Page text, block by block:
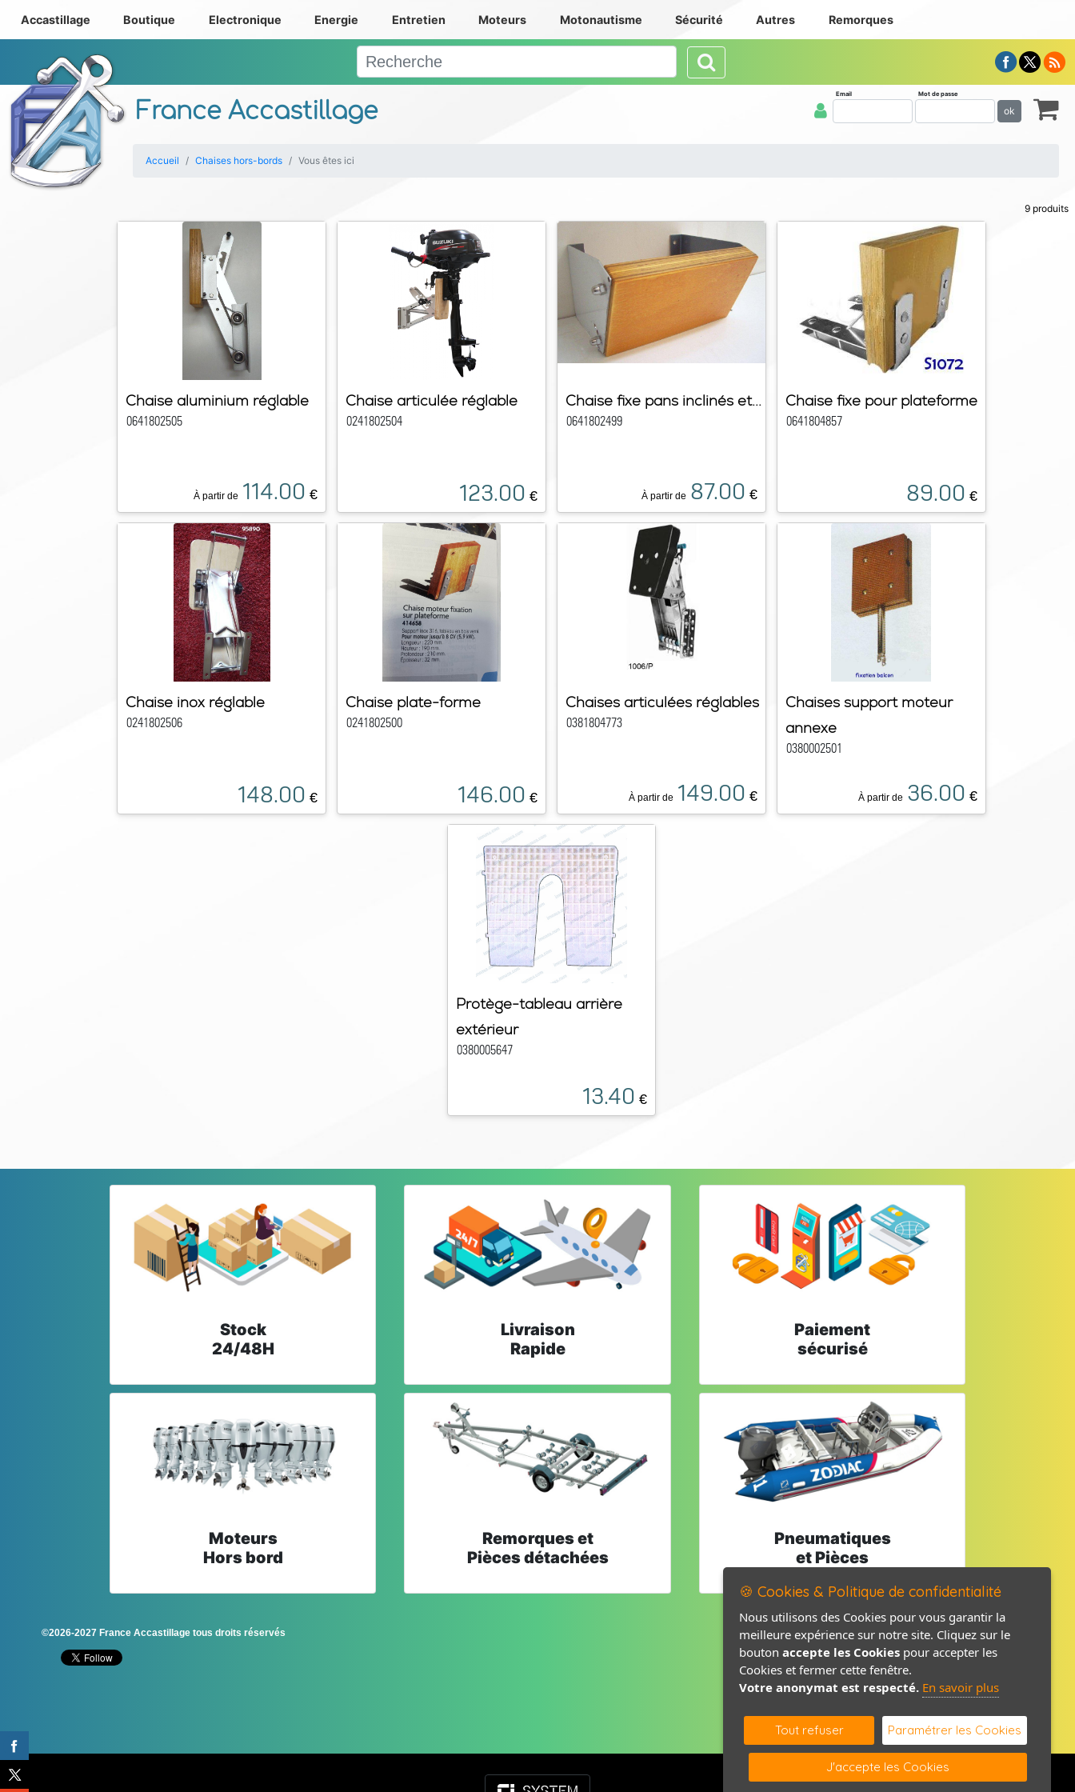
France Accastillage
Accastillage Boutique Electronique Energie Entretien Moteurs Motonautisme Sécurité Autres Remorques
Email Mot de passe
ok
Accueil Chaises hors-bords Vous êtes ici
9 produits
Chaise aluminium réglable
0641802505
À partir de 114.00 €
Chaise articulée réglable
0241802504
123.00 €
Chaise fixe pans inclinés et...
0641802499
À partir de 87.00 €
Chaise fixe pour plateforme
0641804857
89.00 €
Chaise inox réglable
0241802506
148.00 €
Chaise plate-forme
0241802500
146.00 €
Chaises articulées réglables
0381804773
À partir de 149.00 €
Chaises support moteur
annexe
0380002501
À partir de 36.00 €
Protège-tableau arrière
extérieur
0380005647
13.40 €
Stock
24/48H
Livraison
Rapide
Paiement
sécurisé
Moteurs
Hors bord
Remorques et
Pièces détachées
Pneumatiques
et Pièces
©2026-2027 France Accastillage tous droits réservés Mentions légales
Politique de confidentialité
Contact / Plan
🍪 Cookies & Politique de confidentialité
Nous utilisons des Cookies pour vous garantir la
meilleure expérience sur notre site. Cliquez sur le
bouton accepte les Cookies pour accepter les
Cookies et fermer cette fenêtre.
Votre anonymat est respecté. En savoir plus
Tout refuser Paramétrer les Cookies
J'accepte les Cookies